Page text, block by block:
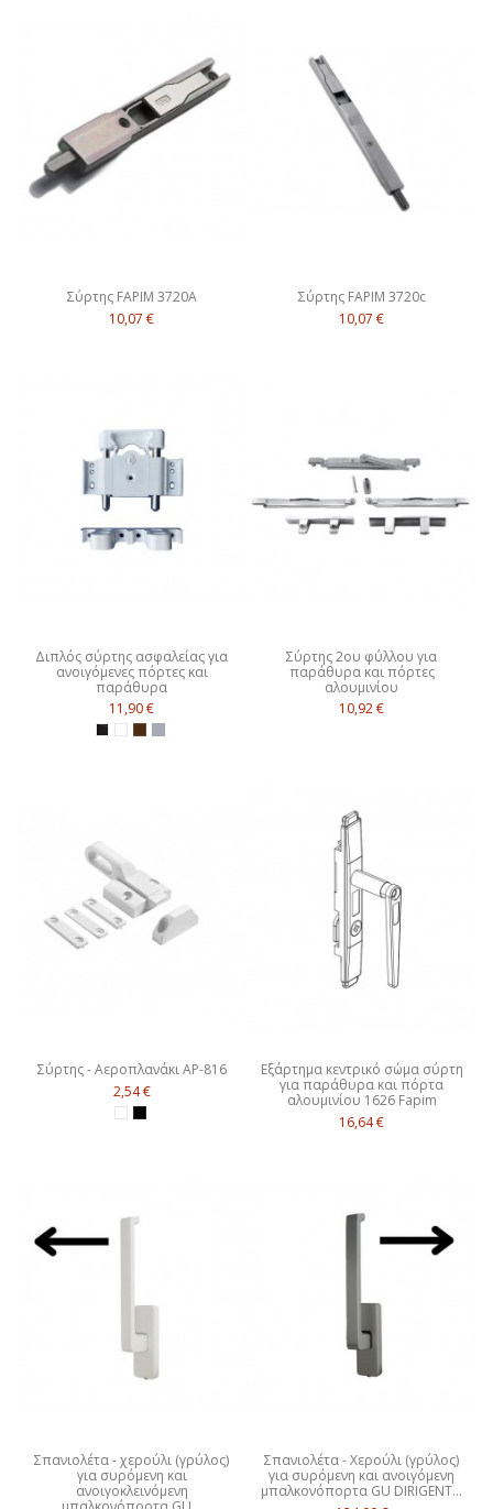
Σύρτης FAPIM 3720A
10,07 €
Σύρτης FAPIM 3720c
10,07 €
Διπλός σύρτης ασφαλείας για
ανοιγόμενες πόρτες και
παράθυρα
11,90 €
Σύρτης 2ου φύλλου για
παράθυρα και πόρτες
αλουμινίου
10,92 €
Σύρτης - Αεροπλανάκι ΑΡ-816
2,54 €
Εξάρτημα κεντρικό σώμα σύρτη
για παράθυρα και πόρτα
αλουμινίου 1626 Fapim
16,64 €
Σπανιολέτα - χερούλι (γρύλος)
για συρόμενη και
ανοιγοκλεινόμενη
Σπανιολέτα - Χερούλι (γρύλος)
για συρόμενη και ανοιγόμενη
μπαλκονόπορτα GU DIRIGENT...